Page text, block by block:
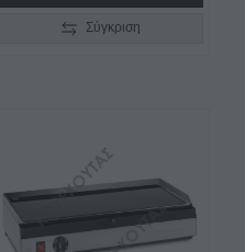
Σύγκριση